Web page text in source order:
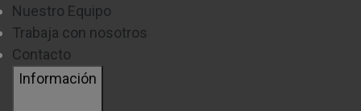
Nuestro Equipo
Trabaja con nosotros
Contacto
Información